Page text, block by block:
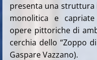
presenta una
monolitica e
opere pittoriche di
cerchia dello “Zoppo
Gaspare Vazzano).